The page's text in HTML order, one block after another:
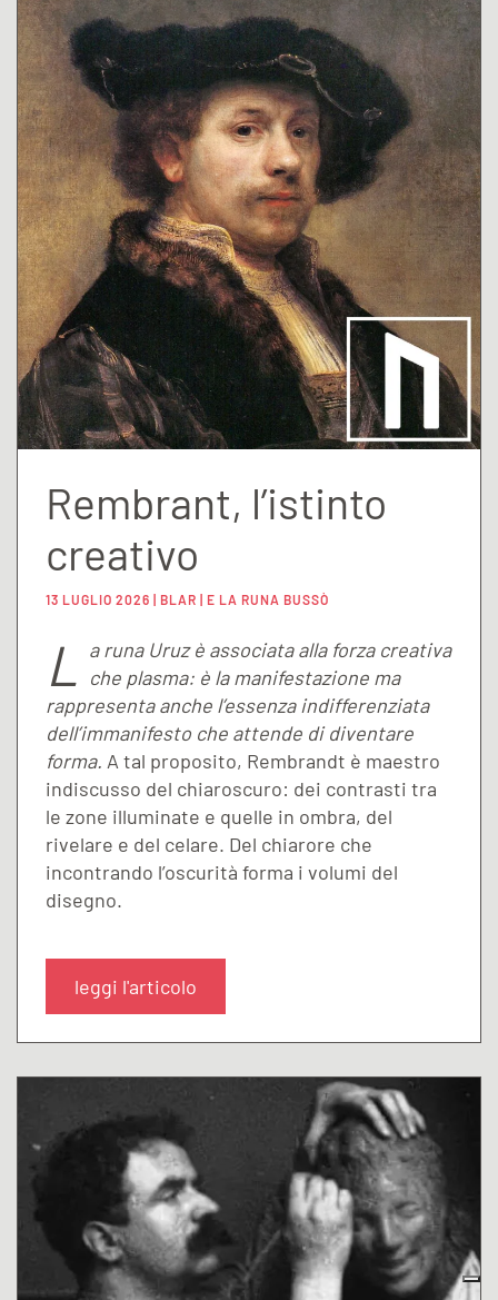
Rembrant, l’istinto
creativo
13 LUGLIO 2026 | BLAR | E LA RUNA BUSSÒ
L
a runa Uruz è associata alla forza creativa
che plasma: è la manifestazione ma
rappresenta anche l’essenza indifferenziata
dell’immanifesto che attende di diventare
forma. A tal proposito, Rembrandt è maestro
indiscusso del chiaroscuro: dei contrasti tra
le zone illuminate e quelle in ombra, del
rivelare e del celare. Del chiarore che
incontrando l’oscurità forma i volumi del
disegno.
leggi l'articolo